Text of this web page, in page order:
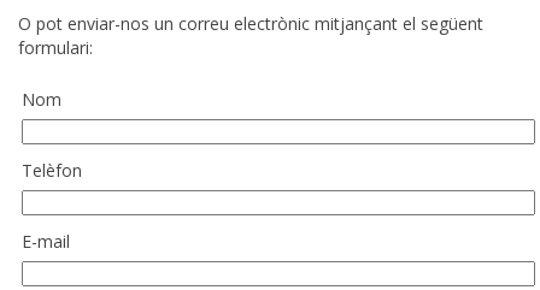
O pot enviar-nos un correu electrònic mitjançant el següent
formulari:
Nom
Telèfon
E-mail